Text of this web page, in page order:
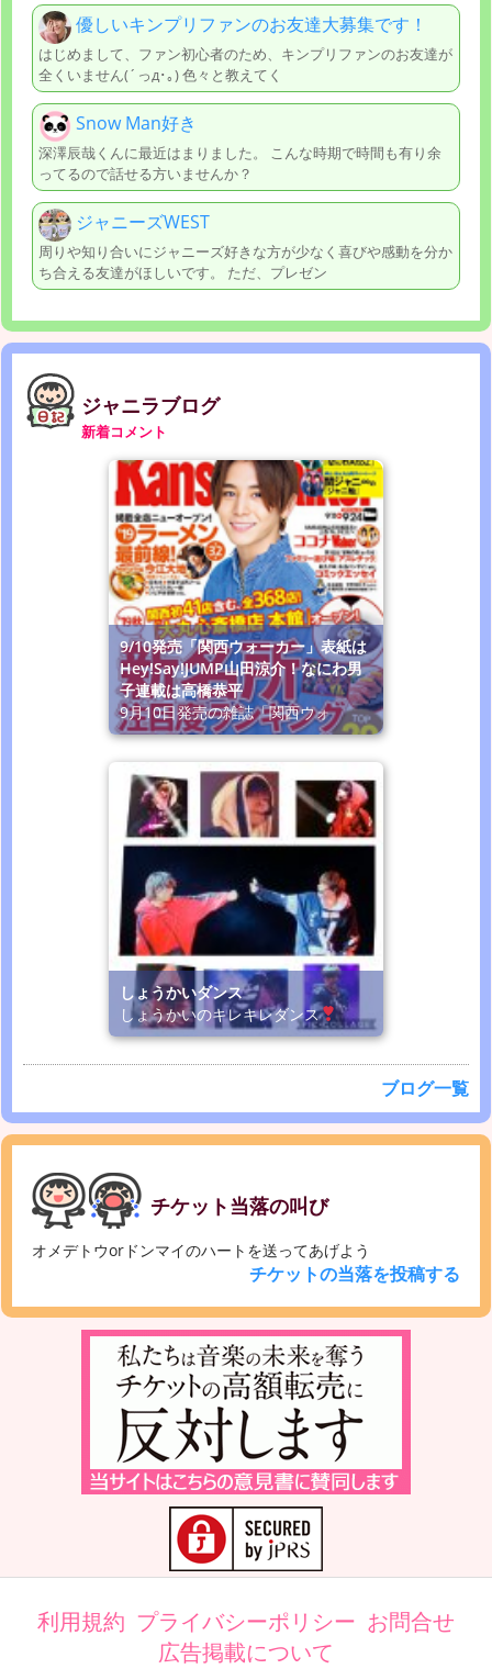
優しいキンプリファンのお友達大募集です！
はじめまして、ファン初心者のため、キンプリファンのお友達が
全くいません(´っд･｡) 色々と教えてく
Snow Man好き
深澤辰哉くんに最近はまりました。 こんな時期で時間も有り余
ってるので話せる方いませんか？
ジャニーズWEST
周りや知り合いにジャニーズ好きな方が少なく喜びや感動を分か
ち合える友達がほしいです。 ただ、プレゼン
ジャニラブログ
新着コメント
9/10発売「関西ウォーカー」表紙は
Hey!Say!JUMP山田涼介！なにわ男
子連載は高橋恭平
9月10日発売の雑誌「関西ウォ
しょうかいダンス
しょうかいのキレキレダンス
ブログ一覧
チケット当落の叫び
オメデトウorドンマイのハートを送ってあげよう
チケットの当落を投稿する
利用規約 プライバシーポリシー お問合せ
広告掲載について